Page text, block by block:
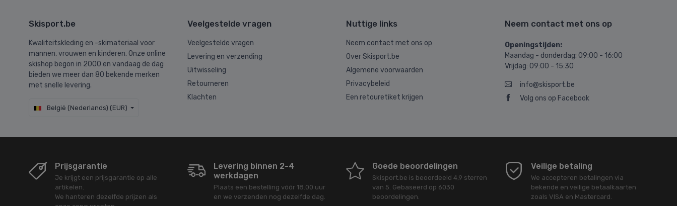
Skisport.be
Kwaliteitskleding en -skimateriaal voor
mannen, vrouwen en kinderen. Onze online
skishop begon in 2000 en vandaag de dag
bieden we meer dan 80 bekende merken
met snelle levering.
België (Nederlands) (EUR)
Veelgestelde vragen
Veelgestelde vragen
Levering en verzending
Uitwisseling
Retourneren
Klachten
Nuttige links
Neem contact met ons op
Over Skisport.be
Algemene voorwaarden
Privacybeleid
Een retouretiket krijgen
Neem contact met ons op
Openingstijden:
Maandag - donderdag: 09:00 - 16:00
Vrijdag: 09:00 - 15:30
info@skisport.be
Volg ons op Facebook
Prijsgarantie
Je krijgt een prijsgarantie op alle
artikelen.
We hanteren dezelfde prijzen als
Levering binnen 2-4
werkdagen
Plaats een bestelling vóór 18.00 uur
en we verzenden nog dezelfde dag.
Goede beoordelingen
Skisport.be is beoordeeld 4,9 sterren
van 5 . Gebaseerd op 6030
beoordelingen.
Veilige betaling
We accepteren betalingen via
bekende en veilige betaalkaarten
zoals VISA en Mastercard.